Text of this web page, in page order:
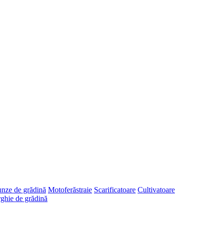
de grădină Motoferăstraie Scarificatoare Cultivatoare
de grădină